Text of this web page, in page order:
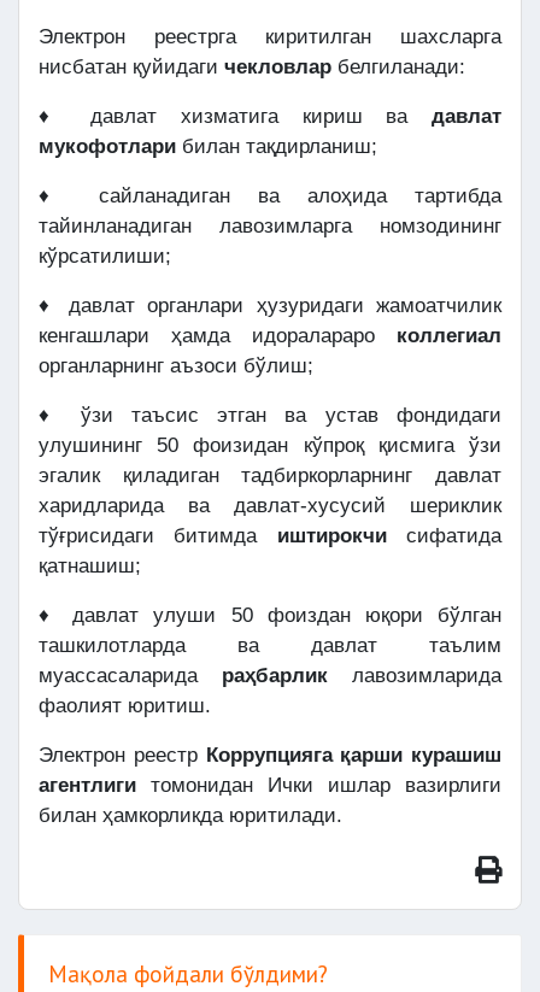
Электрон реестрга киритилган шахсларга
нисбатан қуйидаги чекловлар белгиланади:
♦ давлат хизматига кириш ва давлат
мукофотлари билан тақдирланиш;
♦ сайланадиган ва алоҳида тартибда
тайинланадиган лавозимларга номзодининг
кўрсатилиши;
♦ давлат органлари ҳузуридаги жамоатчилик
кенгашлари ҳамда идоралараро коллегиал
органларнинг аъзоси бўлиш;
♦ ўзи таъсис этган ва устав фондидаги
улушининг 50 фоизидан кўпроқ қисмига ўзи
эгалик қиладиган тадбиркорларнинг давлат
харидларида ва давлат-хусусий шериклик
тўғрисидаги битимда иштирокчисифатида
қатнашиш;
♦ давлат улуши 50 фоиздан юқори бўлган
ташкилотларда ва давлат таълим
муассасаларида раҳбарлик лавозимларида
фаолият юритиш.
Электрон реестр Коррупцияга қарши курашиш
агентлиги томонидан Ички ишлар вазирлиги
билан ҳамкорликда юритилади.
Мақола фойдали бўлдими?